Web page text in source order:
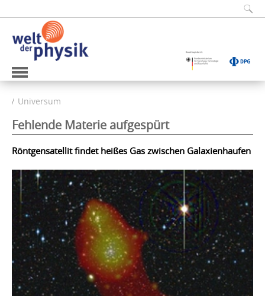
Universum
Fehlende Materie aufgespürt
Röntgensatellit findet heißes Gas zwischen Galaxienhaufen